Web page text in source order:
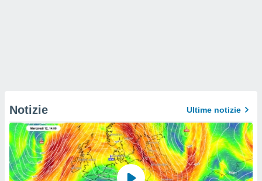
Notizie Ultime notizie